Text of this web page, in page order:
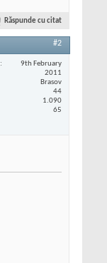
Răspunde cu citat
#2
9th February
2011
Brasov
44
1.090
65